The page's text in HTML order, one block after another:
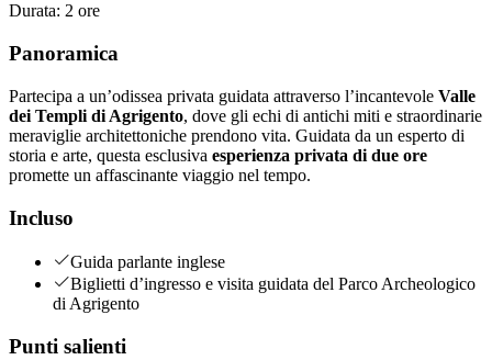
Durata: 2 ore
Panoramica
Partecipa a un’odissea privata guidata attraverso l’incantevole Valle
dei Templi di Agrigento, dove gli echi di antichi miti e straordinarie
meraviglie architettoniche prendono vita. Guidata da un esperto di
storia e arte, questa esclusiva esperienza privata di due ore
promette un affascinante viaggio nel tempo.
Incluso
Guida parlante inglese
Biglietti d’ingresso e visita guidata del Parco Archeologico
di Agrigento
Punti salienti